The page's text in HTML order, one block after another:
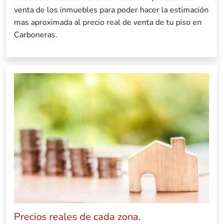
venta de los inmuebles para poder hacer la estimación
mas aproximada al precio real de venta de tu piso en
Carboneras.
Precios reales de cada zona.